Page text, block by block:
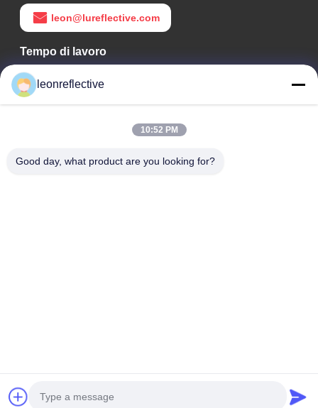
leon@lureflective.com
Tempo di lavoro
9:00-18:00
Il nostro indirizzo
zona ad alta tecnologia, Hefei, Anhui, Cina
Politica sulla privacy
leonreflective
10:52 PM
Good day, what product are you looking for?